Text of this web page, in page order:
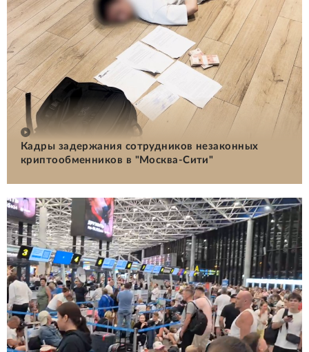
Кадры задержания сотрудников незаконных
криптообменников в "Москва-Сити"